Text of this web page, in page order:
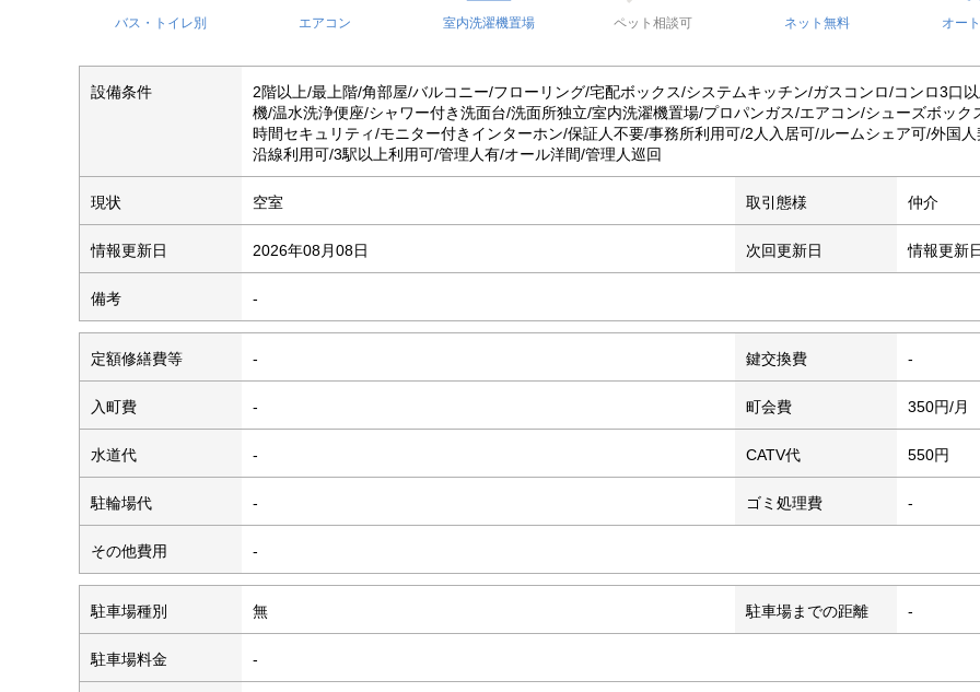
バス・トイレ別 エアコン 室内洗濯機置場 ペット相談可 ネット無料 オー
設備条件
2階以上/最上階/角部屋/バルコニー/フローリング/宅配ボックス/システムキッチン/ガスコンロ/コンロ3口
機/温水洗浄便座/シャワー付き洗面台/洗面所独立/室内洗濯機置場/プロパンガス/エアコン/シューズボッ
時間セキュリティ/モニター付きインターホン/保証人不要/事務所利用可/2人入居可/ルームシェア可/外国
沿線利用可/3駅以上利用可/管理人有/オール洋間/管理人巡回
現状 空室 取引態様 仲介
情報更新日 2026年08月08日 次回更新日 情報更新
備考 -
定額修繕費等 - 鍵交換費 -
入町費 - 町会費 350円/月
水道代 - CATV代 550円
駐輪場代 - ゴミ処理費 -
その他費用 -
駐車場種別 無 駐車場までの距離 -
駐車場料金 -